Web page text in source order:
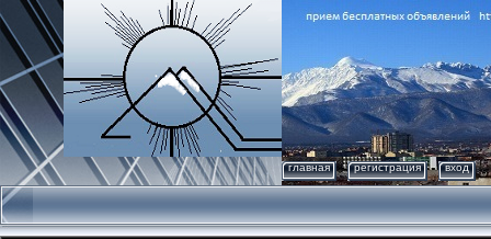
главная регистрация вход